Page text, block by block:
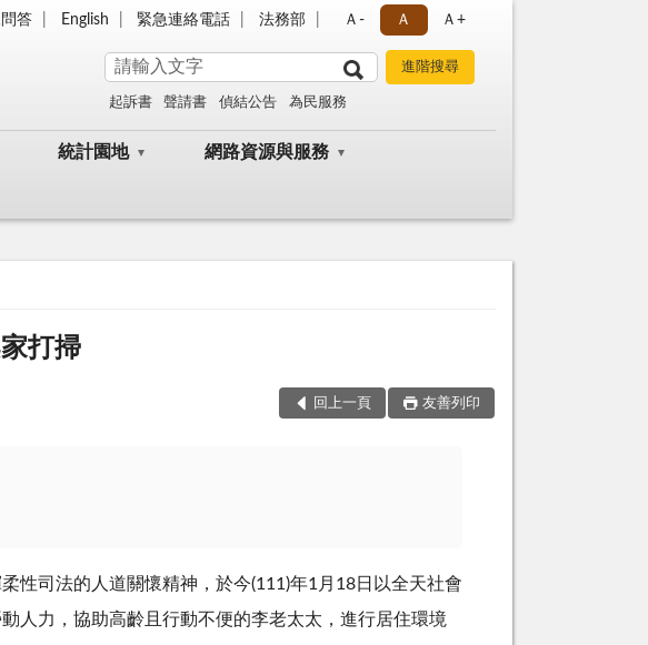
答 English 緊急連絡電話 法務部 Ａ- Ａ Ａ+
起訴書 聲請書 偵結公告 為民服務
統計園地 網路資源與服務
打掃
回上一頁 友善列印
性司法的人道關懷精神，於今(111)年1月18日以全天社會
人力，協助高齡且行動不便的李老太太，進行居住環境